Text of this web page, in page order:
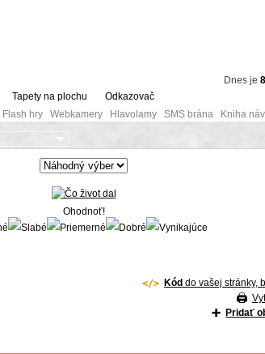
Dnes je
Tapety na plochu
Odkazovač
Flash hry Webkamery Hlavolamy SMS brána Kniha
Ohodnoť!
Kód do vašej stránky,
Pridať